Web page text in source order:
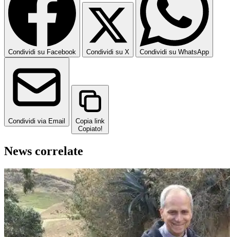
Condividi su Facebook Condividi su X Condividi su WhatsApp
Condividi via Email
Copia link
Copiato!
News correlate